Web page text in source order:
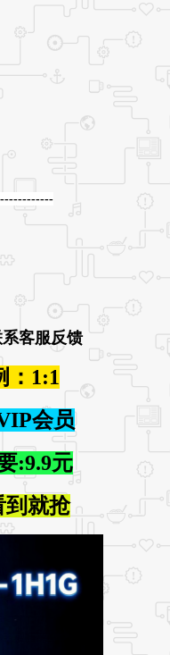
客服反馈
：1:1
会员
:9.9元
到就抢